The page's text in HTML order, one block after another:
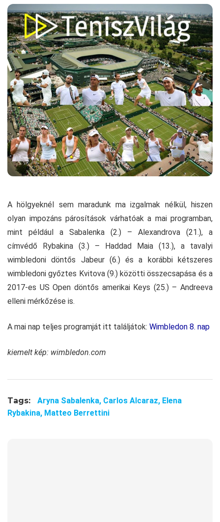
A hölgyeknél sem maradunk ma izgalmak nélkül, hiszen
olyan impozáns párosítások várhatóak a mai programban,
mint például a Sabalenka (2.) – Alexandrova (21.), a
címvédő Rybakina (3.) – Haddad Maia (13.), a tavalyi
wimbledoni döntős Jabeur (6.) és a korábbi kétszeres
wimbledoni győztes Kvitova (9.) közötti összecsapása és a
2017-es US Open döntős amerikai Keys (25.) – Andreeva
elleni mérkőzése is.
A mai nap teljes programját itt találjátok: Wimbledon 8. nap
kiemelt kép: wimbledon.com
Tags: Aryna Sabalenka, Carlos Alcaraz, Elena
Rybakina, Matteo Berrettini